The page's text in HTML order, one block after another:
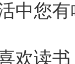
中您
欢读